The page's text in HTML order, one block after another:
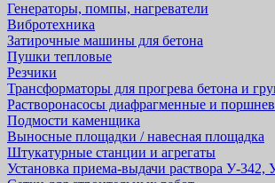
Генераторы, помпы, нагреватели
Вибротехника
Затирочные машины для бетона
Пушки тепловые
Резчики
Трансформаторы для прогрева бетона и
Растворонасосы диафрагменные и
Подмости каменщика
Выносные площадки / навесная площадка
Штукатурные станции и агрегаты
Установка приема-выдачи раствора У-